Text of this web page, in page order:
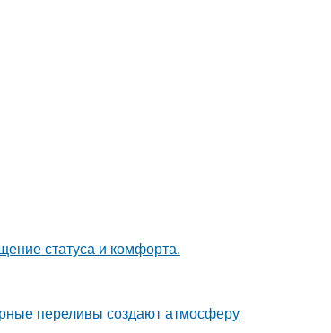
статуса и комфорта.
переливы создают атмосферу